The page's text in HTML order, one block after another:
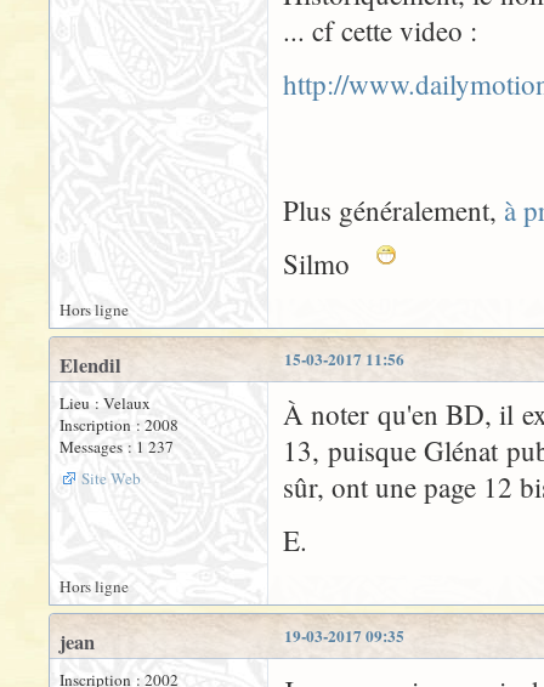
... cf cette video :
http://
Plus généralement, à
Silmo
Hors ligne
15-03-2017 11:56
Elendil
Lieu : Velaux
Inscription : 2008
Messages : 1 237
Site Web
À noter qu'en BD, il
13, puisque Glénat
sûr, ont une page 12
E.
Hors ligne
19-03-2017 09:35
jean
Inscription : 2002